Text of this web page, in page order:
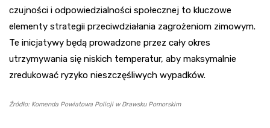
czujności i odpowiedzialności społecznej to kluczowe
elementy strategii przeciwdziałania zagrożeniom zimowym.
Te inicjatywy będą prowadzone przez cały okres
utrzymywania się niskich temperatur, aby maksymalnie
zredukować ryzyko nieszczęśliwych wypadków.
Źródło: Komenda Powiatowa Policji w Drawsku Pomorskim